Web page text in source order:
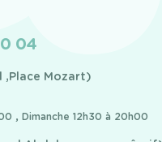
04
,Place Mozart)
, Dimanche 12h30 à 20h00